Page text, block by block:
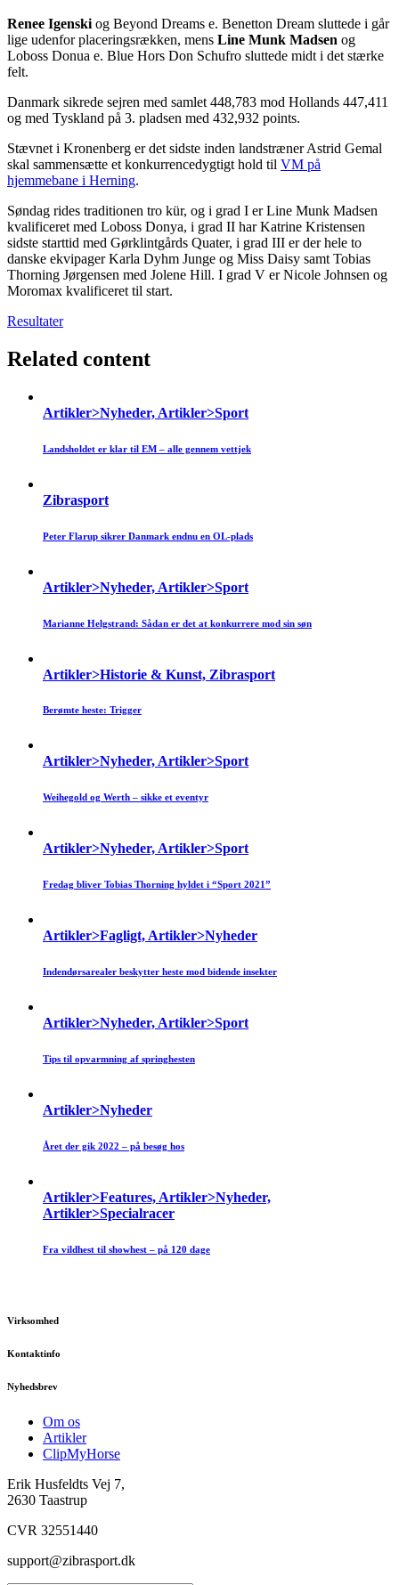
Renee Igenski og Beyond Dreams e. Benetton Dream sluttede i går
lige udenfor placeringsrækken, mens Line Munk Madsen og
Loboss Donua e. Blue Hors Don Schufro sluttede midt i det stærke
felt.
Danmark sikrede sejren med samlet 448,783 mod Hollands 447,411
og med Tyskland på 3. pladsen med 432,932 points.
Stævnet i Kronenberg er det sidste inden landstræner Astrid Gemal
skal sammensætte et konkurrencedygtigt hold til VM på
hjemmebane i Herning.
Søndag rides traditionen tro kür, og i grad I er Line Munk Madsen
kvalificeret med Loboss Donya, i grad II har Katrine Kristensen
sidste starttid med Gørklintgårds Quater, i grad III er der hele to
danske ekvipager Karla Dyhm Junge og Miss Daisy samt Tobias
Thorning Jørgensen med Jolene Hill. I grad V er Nicole Johnsen og
Moromax kvalificeret til start.
Resultater
Related content
Artikler>Nyheder, Artikler>Sport
Landsholdet er klar til EM – alle gennem vettjek
Zibrasport
Peter Flarup sikrer Danmark endnu en OL-plads
Artikler>Nyheder, Artikler>Sport
Marianne Helgstrand: Sådan er det at konkurrere mod sin søn
Artikler>Historie & Kunst, Zibrasport
Berømte heste: Trigger
Artikler>Nyheder, Artikler>Sport
Weihegold og Werth – sikke et eventyr
Artikler>Nyheder, Artikler>Sport
Fredag bliver Tobias Thorning hyldet i “Sport 2021”
Artikler>Fagligt, Artikler>Nyheder
Indendørsarealer beskytter heste mod bidende insekter
Artikler>Nyheder, Artikler>Sport
Tips til opvarmning af springhesten
Artikler>Nyheder
Året der gik 2022 – på besøg hos
Artikler>Features, Artikler>Nyheder,
Artikler>Specialracer
Fra vildhest til showhest – på 120 dage
Virksomhed
Kontaktinfo
Nyhedsbrev
Om os
Artikler
ClipMyHorse
Erik Husfeldts Vej 7,
2630 Taastrup
CVR 32551440
support@zibrasport.dk